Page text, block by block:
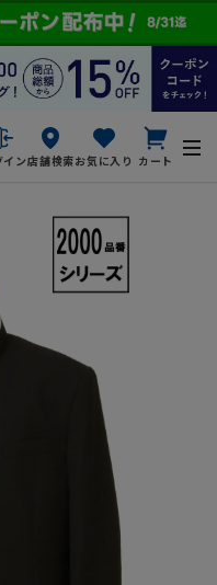
イン店舗検索お気に入り カート